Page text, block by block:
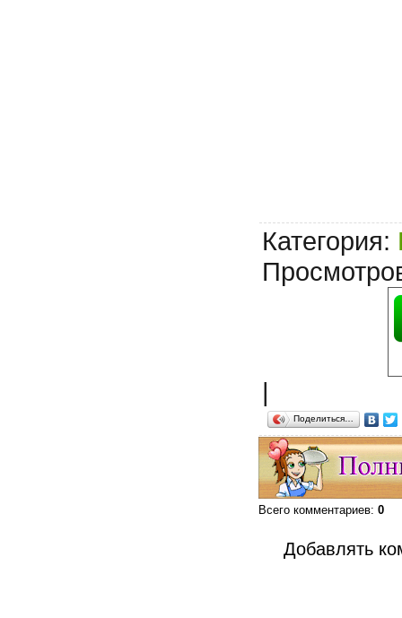
Категория:
|
Поделиться…
Всего комментариев: 0
Добавлять